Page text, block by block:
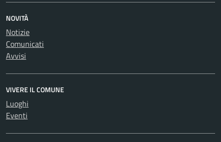
NOVITÀ
Notizie
Comunicati
Avvisi
VIVERE IL COMUNE
Luoghi
Eventi